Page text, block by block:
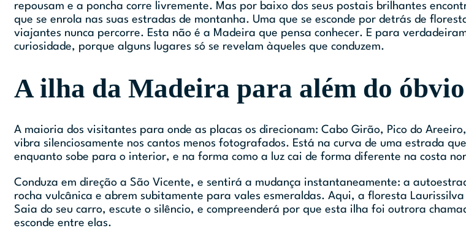
repousam e a poncha corre livremente. Mas por baixo dos seus postais brilhantes
que se enrola nas suas estradas de montanha. Uma que se esconde por detrás de
viajantes nunca percorre. Esta não é a Madeira que pensa conhecer. E para
curiosidade, porque alguns lugares só se revelam àqueles que conduzem.
A ilha da Madeira para além do óbvio
A maioria dos visitantes para onde as placas os direcionam: Cabo Girão, Pico do
vibra silenciosamente nos cantos menos fotografados. Está na curva de uma estrada
enquanto sobe para o interior, e na forma como a luz cai de forma diferente na costa
Conduza em direção a São Vicente, e sentirá a mudança instantaneamente: a
rocha vulcânica e abrem subitamente para vales esmeraldas. Aqui, a floresta
Saia do seu carro, escute o silêncio, e compreenderá por que esta ilha foi outrora
esconde entre elas.